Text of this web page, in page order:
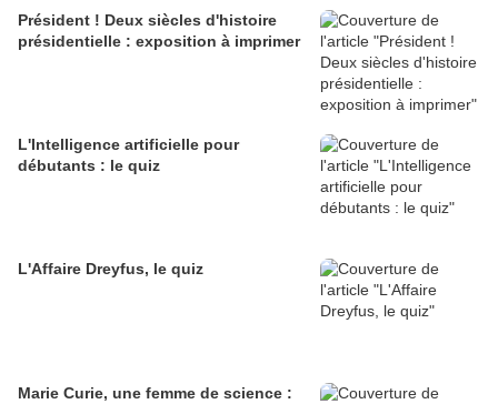
Président ! Deux siècles d'histoire
présidentielle : exposition à imprimer
L'Intelligence artificielle pour
débutants : le quiz
L'Affaire Dreyfus, le quiz
Marie Curie, une femme de science :